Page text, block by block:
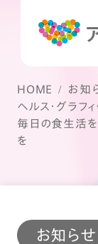
HOME お知
ヘルス・グラフ
毎日の食生活を
を
お知らせ